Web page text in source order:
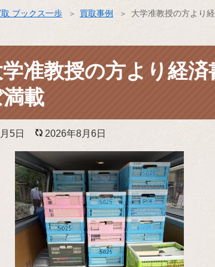
ブックス一歩 買取事例 大学准教授の方より
准教授の方より経
載
5日
更
新
日:
2026年8月6日